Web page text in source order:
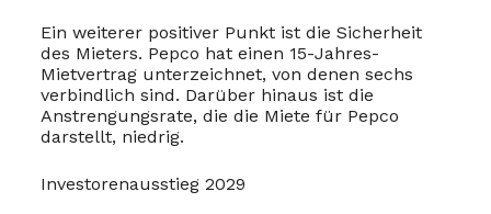
Ein weiterer positiver Punkt ist die Sicherheit
des Mieters. Pepco hat einen 15-Jahres-
Mietvertrag unterzeichnet, von denen sechs
verbindlich sind. Darüber hinaus ist die
Anstrengungsrate, die die Miete für Pepco
darstellt, niedrig.
Investorenausstieg 2029